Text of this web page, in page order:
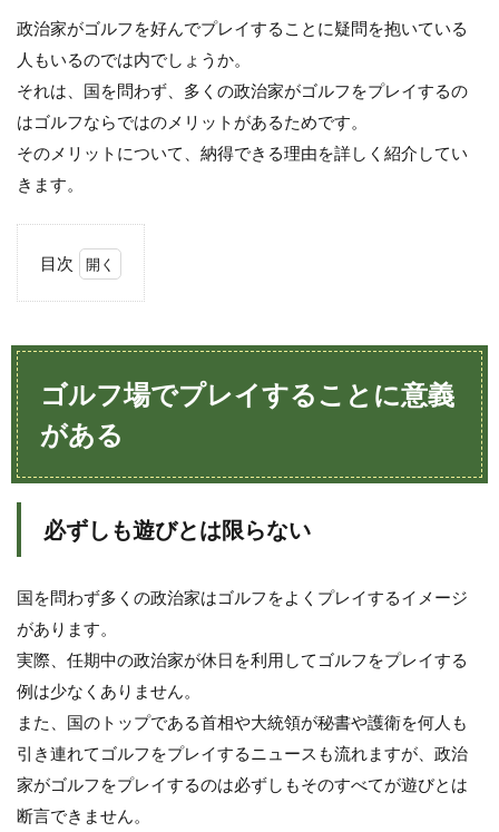
政治家がゴルフを好んでプレイすることに疑問を抱いている
人もいるのでは内でしょうか。
それは、国を問わず、多くの政治家がゴルフをプレイするの
はゴルフならではのメリットがあるためです。
そのメリットについて、納得できる理由を詳しく紹介してい
きます。
目次
で
プ
レ
す
こ
意
義
が
あ
ル
フ
よ
ゴルフ場でプレイすることに意義
がある
必ずしも遊びとは限らない
国を問わず多くの政治家はゴルフをよくプレイするイメージ
があります。
実際、任期中の政治家が休日を利用してゴルフをプレイする
例は少なくありません。
また、国のトップである首相や大統領が秘書や護衛を何人も
引き連れてゴルフをプレイするニュースも流れますが、政治
家がゴルフをプレイするのは必ずしもそのすべてが遊びとは
断言できません。